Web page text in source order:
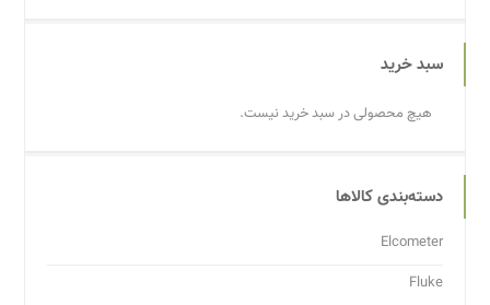
سبد خرید
هیچ محصولی در سبد خرید نیست.
دسته‌بندی کالاها
Elcometer
Fluke